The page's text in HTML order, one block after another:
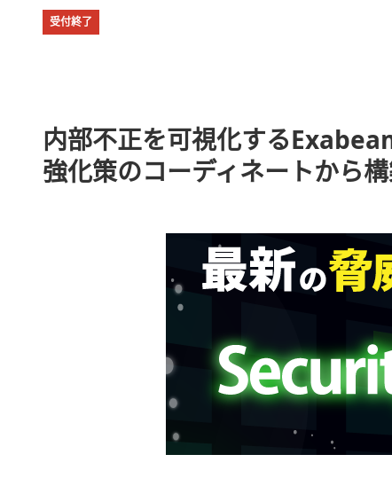
受付終了
内部不正を可視化する
強化策のコーディネートから